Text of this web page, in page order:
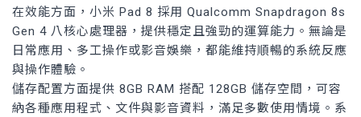
在效能方面，小米 Pad 8 採用 Qualcomm Snapdragon 8s
Gen 4 八核心處理器，提供穩定且強勁的運算能力。無論是
日常應用、多工操作或影音娛樂，都能維持順暢的系統反應
與操作體驗。
儲存配置方面提供 8GB RAM 搭配 128GB 儲存空間，可容
納各種應用程式、文件與影音資料，滿足多數使用情境。系